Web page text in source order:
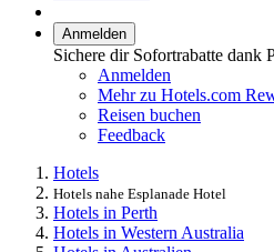
Anmelden
Sichere dir Sofortrabatte dank
Anmelden
Mehr zu Hotels.com
Reisen buchen
Feedback
Hotels
Hotels nahe Esplanade Hotel
Hotels in Perth
Hotels in Western Australia